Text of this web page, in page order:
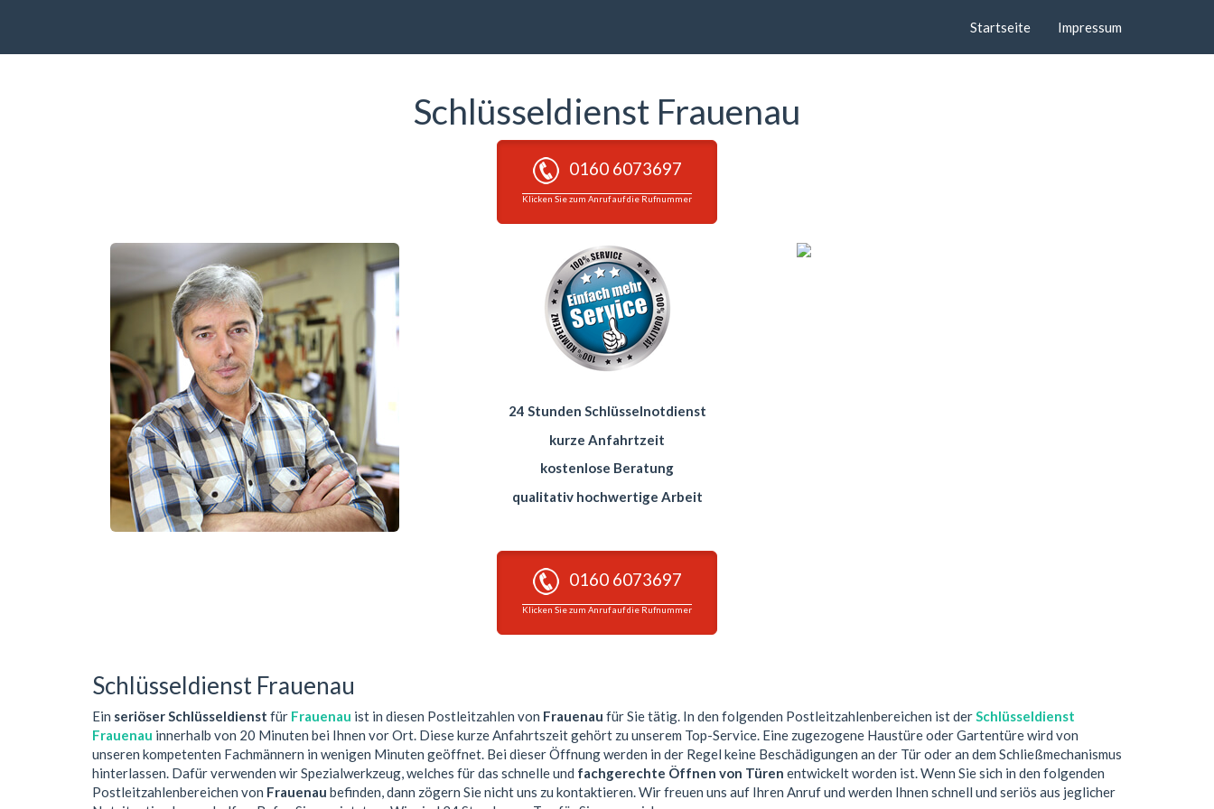
Startseite Impressum
Schlüsseldienst Frauenau
0160 6073697
Klicken Sie zum Anruf auf die Rufnummer
24 Stunden Schlüsselnotdienst
kurze Anfahrtzeit
kostenlose Beratung
qualitativ hochwertige Arbeit
0160 6073697
Klicken Sie zum Anruf auf die Rufnummer
Schlüsseldienst Frauenau
Ein seriöser Schlüsseldienst für Frauenau ist in diesen Postleitzahlen von Frauenau für Sie tätig. In den folgenden Postleitzahlenbereichen ist derSchlüsseldienst
Frauenau innerhalb von 20 Minuten bei Ihnen vor Ort. Diese kurze Anfahrtszeit gehört zu unserem Top-Service. Eine zugezogene Haustüre oder Gartentüre wird von
unseren kompetenten Fachmännern in wenigen Minuten geöffnet. Bei dieser Öffnung werden in der Regel keine Beschädigungen an der Tür oder an dem Schließmechanismus
hinterlassen. Dafür verwenden wir Spezialwerkzeug, welches für das schnelle und fachgerechte Öffnen von Türen entwickelt worden ist. Wenn Sie sich in den folgenden
Postleitzahlenbereichen von Frauenau befinden, dann zögern Sie nicht uns zu kontaktieren. Wir freuen uns auf Ihren Anruf und werden Ihnen schnell und seriös aus jeglicher